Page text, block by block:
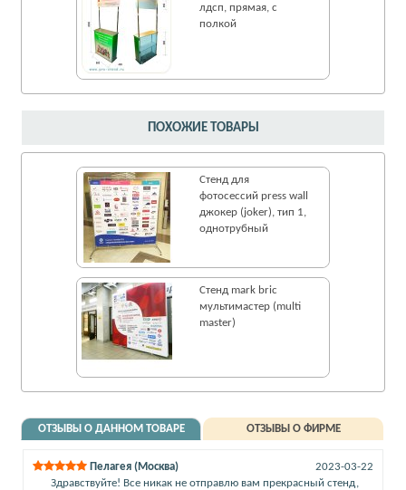
ПОХОЖИЕ ТОВАРЫ
Стенд для
фотосессий press wall
джокер (joker), тип 1,
однотрубный
Стенд mark bric
мультимастер (multi
master)
лдсп, прямая, с
полкой
ОТЗЫВЫ О ДАННОМ ТОВАРЕ ОТЗЫВЫ О ФИРМЕ
Пелагея (Москва)
2023-03-22
Здравствуйте! Все никак не отправлю вам прекрасный стенд,